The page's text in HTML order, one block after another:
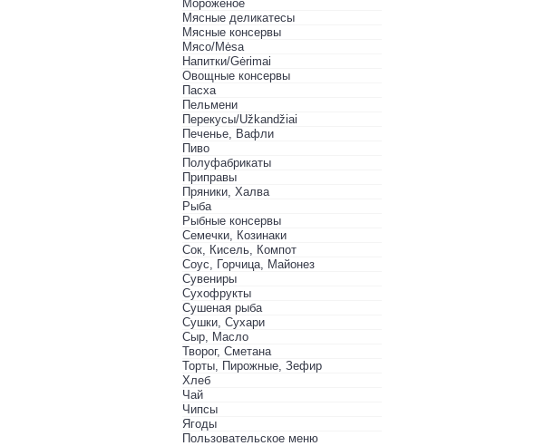
Мороженое
Мясные деликатесы
Мясные консервы
Мясо/Mėsa
Напитки/Gėrimai
Овощные консервы
Пасха
Пельмени
Перекусы/Užkandžiai
Печенье, Вафли
Пиво
Полуфабрикаты
Приправы
Пряники, Халва
Рыба
Рыбные консервы
Семечки, Козинаки
Сок, Кисель, Компот
Соус, Горчица, Майонез
Сувениры
Сухофрукты
Сушеная рыба
Сушки, Сухари
Сыр, Масло
Творог, Сметана
Торты, Пирожные, Зефир
Хлеб
Чай
Чипсы
Ягоды
Пользовательское меню